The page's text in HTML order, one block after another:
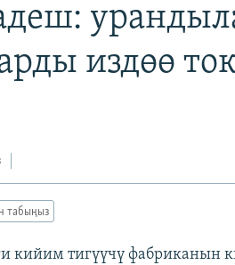
издөө
табыңыз
кийим тигүүчү фабриканын